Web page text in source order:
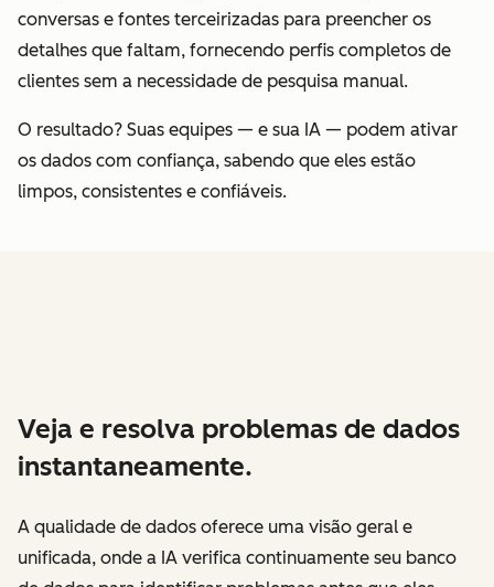
conversas e fontes terceirizadas para preencher os
detalhes que faltam, fornecendo perfis completos de
clientes sem a necessidade de pesquisa manual.
O resultado? Suas equipes — e sua IA — podem ativar
os dados com confiança, sabendo que eles estão
limpos, consistentes e confiáveis.
Veja e resolva problemas de dados
instantaneamente.
A qualidade de dados oferece uma visão geral e
unificada, onde a IA verifica continuamente seu banco